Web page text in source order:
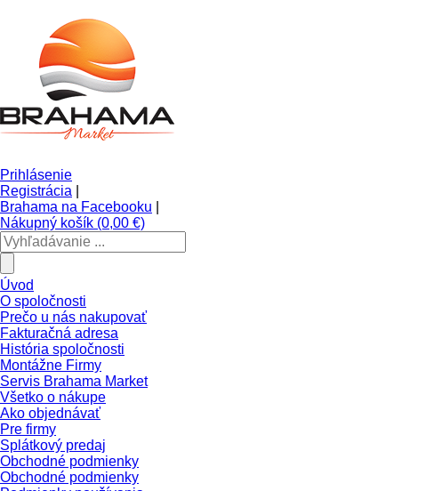
Prihlásenie
Registrácia
Brahama na Facebooku
Nákupný košík (0,00 €)
Úvod
O spoločnosti
Prečo u nás nakupovať
Fakturačná adresa
História spoločnosti
Montážne Firmy
Servis Brahama Market
Všetko o nákupe
Ako objednávať
Pre firmy
Splátkový predaj
Obchodné podmienky
Obchodné podmienky